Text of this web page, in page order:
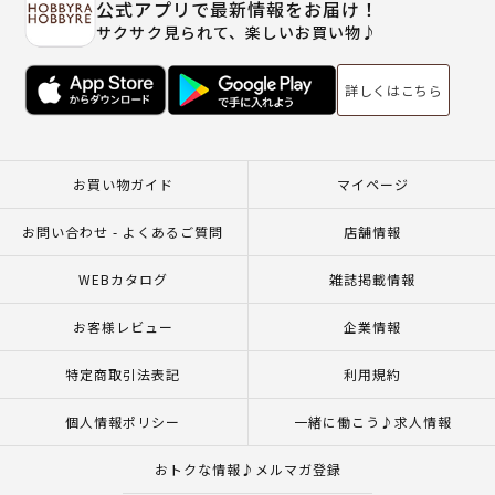
公式アプリで最新情報をお届け！
サクサク見られて、楽しいお買い物♪
詳しくはこちら
お買い物ガイド マイページ
お問い合わせ - よくあるご質問 店舗情報
WEBカタログ 雑誌掲載情報
お客様レビュー 企業情報
特定商取引法表記 利用規約
個人情報ポリシー 一緒に働こう♪求人情報
おトクな情報♪メルマガ登録